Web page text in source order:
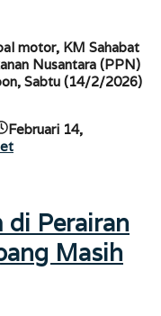
motor, KM Sahabat
Nusantara (PPN)
Sabtu (14/2/2026)
Februari 14,
di Perairan
Masih